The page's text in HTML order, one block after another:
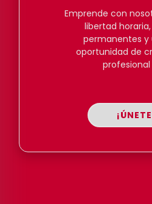
Emprende con
libertad
permanentes y
oportunidad de
profesional